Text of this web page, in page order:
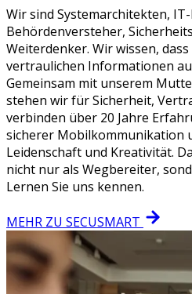
Wir sind Systemarchitekten,
Behördenversteher,
Weiterdenker. Wir wissen,
vertraulichen Informationen
Gemeinsam mit unserem
stehen wir für Sicherheit,
verbinden über 20 Jahre
sicherer Mobilkommunikation
Leidenschaft und Kreativität.
nicht nur als Wegbereiter,
Lernen Sie uns kennen.
MEHR ZU SECUSMART